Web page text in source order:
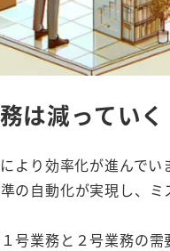
は減っていく
より効率化が進んで
の自動化が実現し、
業務と２号業務の需